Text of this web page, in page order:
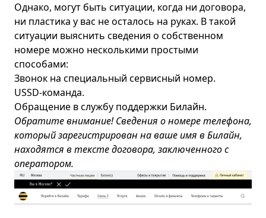
Однако, могут быть ситуации, когда ни договора,
ни пластика у вас не осталось на руках. В такой
ситуации выяснить сведения о собственном
номере можно несколькими простыми
способами:
Звонок на специальный сервисный номер.
USSD-команда.
Обращение в службу поддержки Билайн.
Обратите внимание! Сведения о номере телефона,
который зарегистрирован на ваше имя в Билайн,
находятся в тексте договора, заключенного с
оператором.